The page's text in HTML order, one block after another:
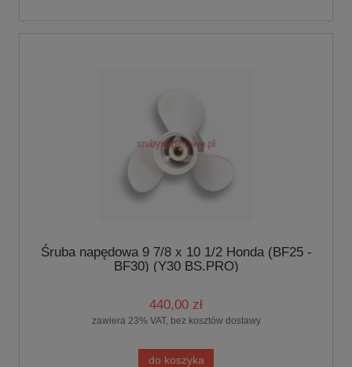
Śruba napędowa 9 7/8 x 10 1/2 Honda (BF25 -
BF30) (Y30 BS.PRO)
440,00 zł
zawiera 23% VAT, bez kosztów dostawy
do koszyka